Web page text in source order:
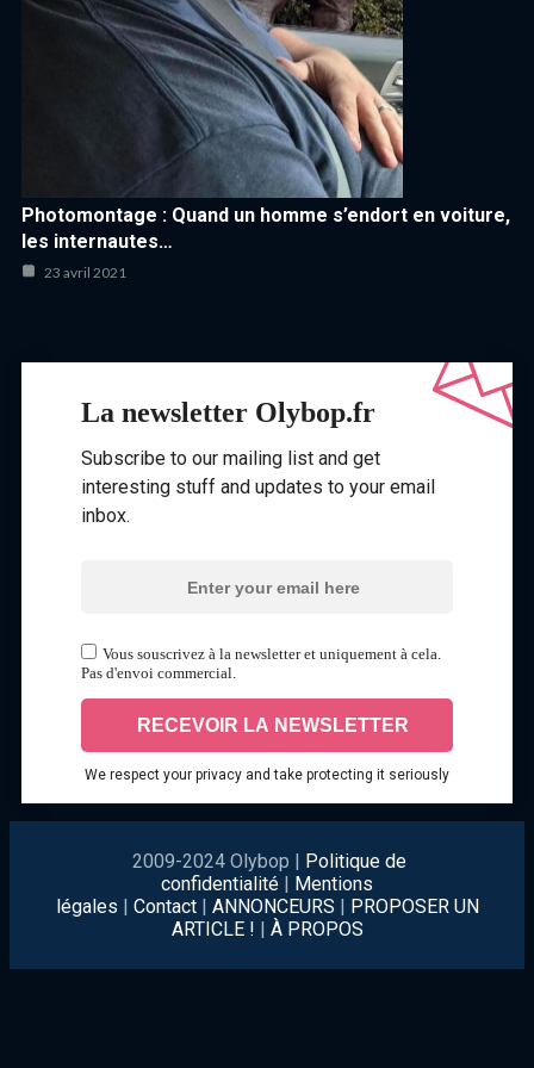
Photomontage : Quand un homme s’endort en voiture,
les internautes…
23 avril 2021
La newsletter Olybop.fr
Subscribe to our mailing list and get
interesting stuff and updates to your email
inbox.
Vous souscrivez à la newsletter et uniquement à cela.
Pas d'envoi commercial.
We respect your privacy and take protecting it seriously
2009-2024 Olybop | Politique de
confidentialité | Mentions
légales | Contact| ANNONCEURS | PROPOSER UN
ARTICLE ! | À PROPOS